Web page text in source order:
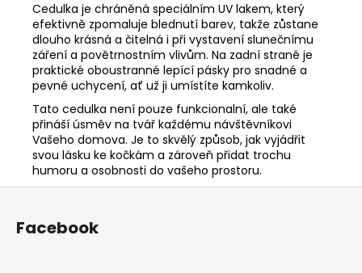
Cedulka je chráněná speciálním UV lakem, který
efektivně zpomaluje blednutí barev, takže zůstane
dlouho krásná a čitelná i při vystavení slunečnímu
záření a povětrnostním vlivům. Na zadní straně je
praktické oboustranné lepící pásky pro snadné a
pevné uchycení, ať už ji umístíte kamkoliv.
Tato cedulka není pouze funkcionalní, ale také
přináší úsměv na tvář každému návštěvníkovi
Vašeho domova. Je to skvělý způsob, jak vyjádřit
svou lásku ke kočkám a zároveň přidat trochu
humoru a osobnosti do vašeho prostoru.
Facebook